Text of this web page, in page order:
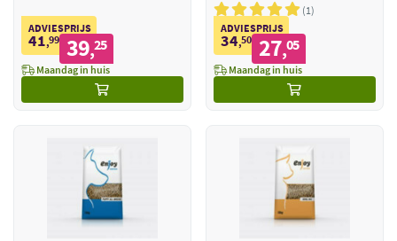
ADVIESPRIJS
41,99 39,25
Maandag in huis
1
ADVIESPRIJS
34,50 27,05
Maandag in huis